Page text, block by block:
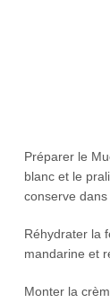
Préparer le
blanc et le
conserve
Réhydrater la
mandarine et
Monter la